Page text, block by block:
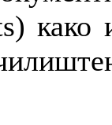
како